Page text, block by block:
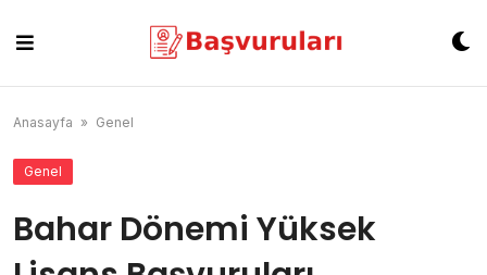
content
Anasayfa » Genel
Genel
Bahar Dönemi Yüksek